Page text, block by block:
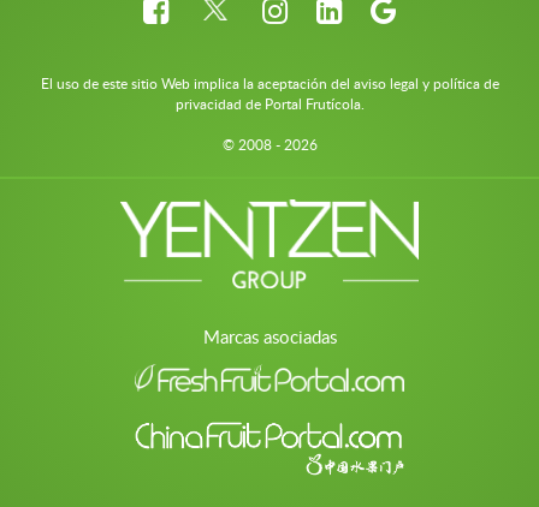
El uso de este sitio Web implica la aceptación del aviso legal y política de
privacidad de Portal Frutícola.
© 2008 - 2026
Marcas asociadas